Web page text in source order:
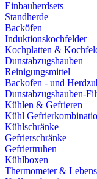
Einbauherdsets
Standherde
Backöfen
Induktionskochfelder
Kochplatten &
Dunstabzugshauben
Reinigungsmittel
Backofen - und
Dunstabzugshauben-
Kühlen & Gefrieren
Kühl
Kühlschränke
Gefrierschränke
Gefriertruhen
Kühlboxen
Thermometer &